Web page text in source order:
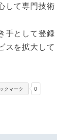
して専門技術
手として登録
スを拡大して
0
クマーク